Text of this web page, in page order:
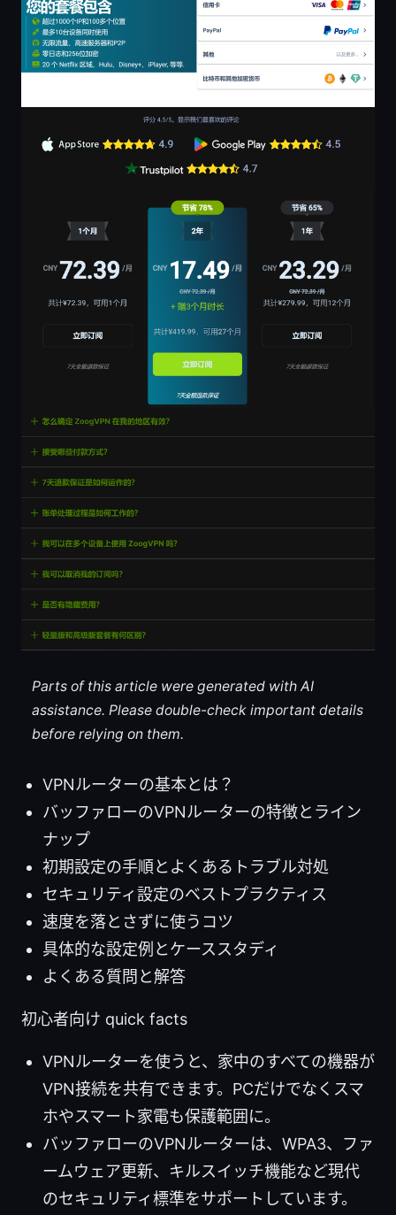
Parts of this article were generated with AI
assistance. Please double-check important details
before relying on them.
VPNルーターの基本とは？
バッファローのVPNルーターの特徴とライン
ナップ
初期設定の手順とよくあるトラブル対処
セキュリティ設定のベストプラクティス
速度を落とさずに使うコツ
具体的な設定例とケーススタディ
よくある質問と解答
初心者向け quick facts
VPNルーターを使うと、家中のすべての機器が
VPN接続を共有できます。PCだけでなくスマ
ホやスマート家電も保護範囲に。
バッファローのVPNルーターは、WPA3、ファ
ームウェア更新、キルスイッチ機能など現代
のセキュリティ標準をサポートしています。